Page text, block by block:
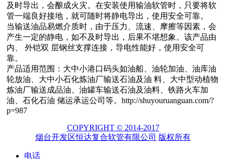
及时导出，会酿成火灾。在安装使用输油软管时，只要将软
管一端良好接地，就可随时将静电导出，使用安全可靠。
当输送油品易燃介质时，由于压力、流速、摩擦等因素，会
产生一定的静电，如不及时导出，后果不堪想象。该产品由
内、 外铠双 层钢丝支撑连接，导电性能好，使用安全可
靠。
产品适用范围：大中小港口码头如油船、油轮加油、油库油
轮放油、大中小石化炼油厂输送石油及油 料、大中型动植物
炼油厂输送成品油、油罐车输送石油及油料、铁路火车加
油、石化石油 储运承运公司等。http://shuyouruanguan.com/?
p=987
COPYRIGHT © 2014-2017
烟台开发区恒达复合软管有限公司 版权所有
电话